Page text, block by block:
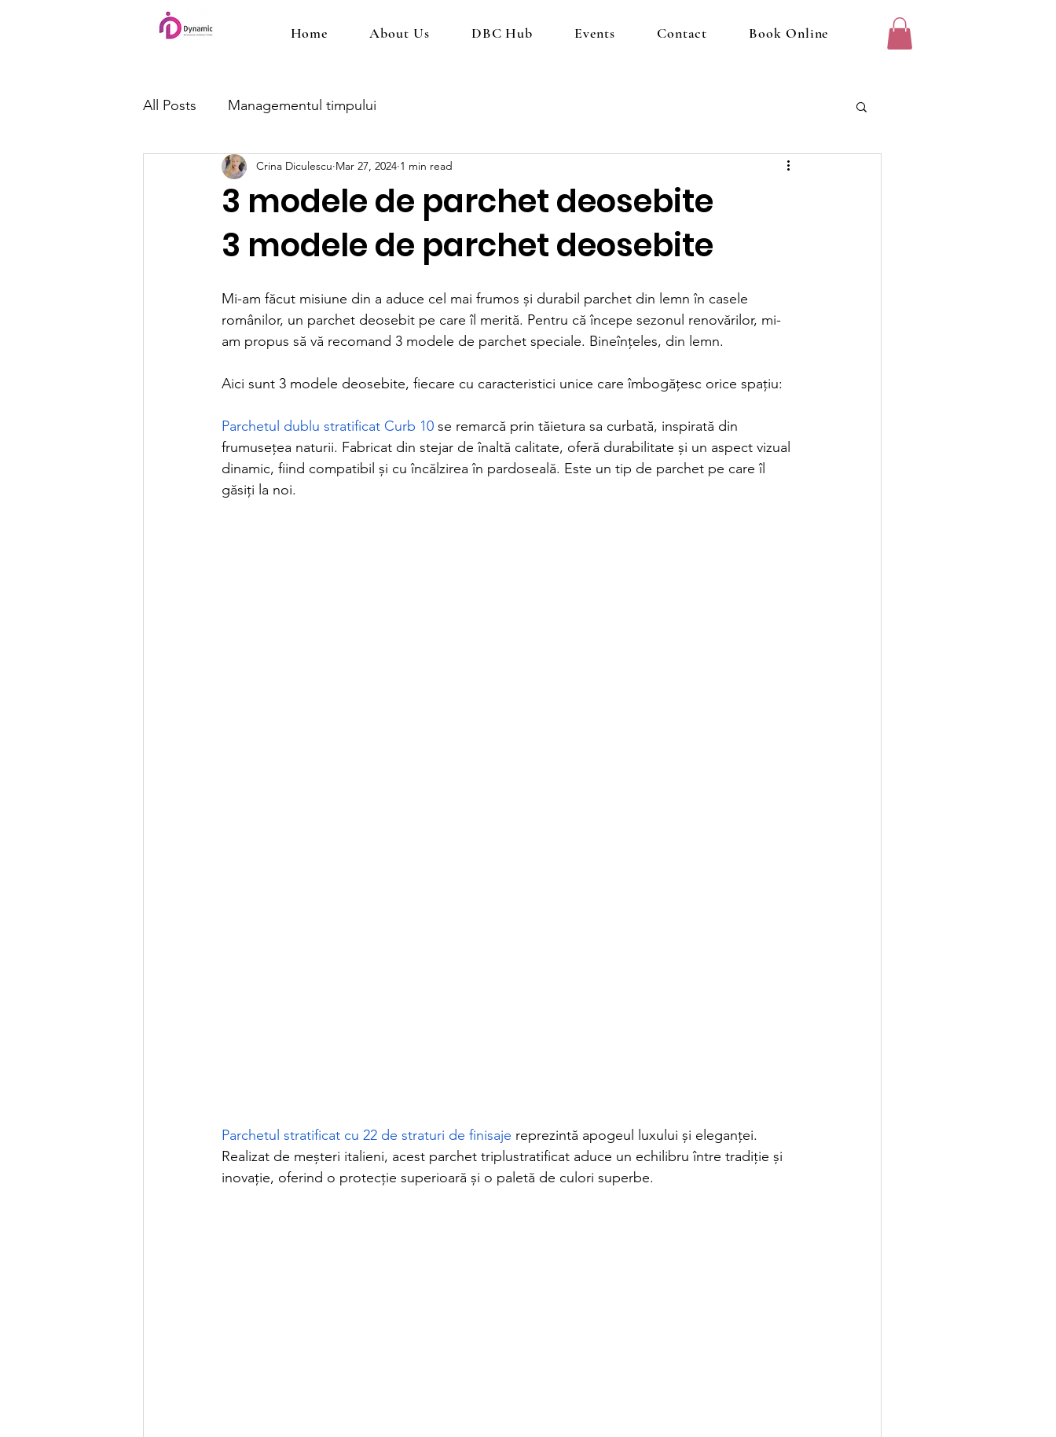
Home About Us DBC Hub Events Contact Book Online
All Posts Managementul timpului
3 modele de parchet deosebite
Crina Diculescu Mar 27, 2024 1 min read
3 modele de parchet deosebite
Mi-am făcut misiune din a aduce cel mai frumos și durabil parchet din lemn în casele
românilor, un parchet deosebit pe care îl merită. Pentru că începe sezonul renovărilor, mi-
am propus să vă recomand 3 modele de parchet speciale. Bineînțeles, din lemn.
Aici sunt 3 modele deosebite, fiecare cu caracteristici unice care îmbogățesc orice spațiu:
Parchetul dublu stratificat Curb 10 se remarcă prin tăietura sa curbată, inspirată din
frumusețea naturii. Fabricat din stejar de înaltă calitate, oferă durabilitate și un aspect vizual
dinamic, fiind compatibil și cu încălzirea în pardoseală. Este un tip de parchet pe care îl
găsiți la noi.
Parchetul stratificat cu 22 de straturi de finisaje reprezintă apogeul luxului și eleganței.
Realizat de meșteri italieni, acest parchet triplustratificat aduce un echilibru între tradiție și
inovație, oferind o protecție superioară și o paletă de culori superbe.